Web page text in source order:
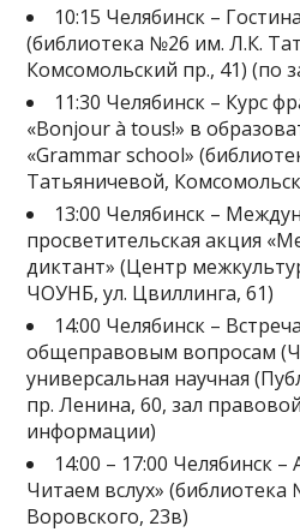
10:15 Челябинск –
(библиотека №26 им. Л.К.
Комсомольский пр., 41) (по
11:30 Челябинск – Курс
«Bonjour à tous!» в
«Grammar school»
Татьяничевой,
13:00 Челябинск –
просветительская акция
диктант» (Центр
ЧОУНБ, ул. Цвиллинга, 61)
14:00 Челябинск –
общеправовым вопросам
универсальная научная
пр. Ленина, 60, зал
информации)
14:00 – 17:00 Челябинск
Читаем вслух» (библиотека
Воровского, 23в)